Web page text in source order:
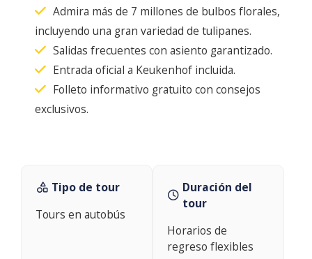
Admira más de 7 millones de bulbos florales,
incluyendo una gran variedad de tulipanes.
Salidas frecuentes con asiento garantizado.
Entrada oficial a Keukenhof incluida.
Folleto informativo gratuito con consejos
exclusivos.
Tipo de tour
Tours en autobús
Duración del
tour
Horarios de
regreso flexibles